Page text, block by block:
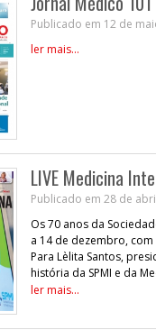
Publicado em 12 de
ler mais...
LIVE Medicina
Publicado em 28 de
Os 70 anos da
a 14 de dezembro,
Para Lèlita Santos,
história da SPMI e da
ler mais...